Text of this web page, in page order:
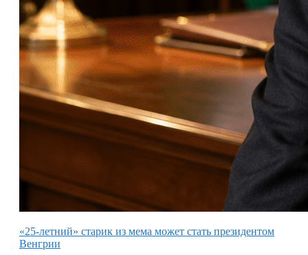
«25-летний» старик из мема может стать президентом
Венгрии